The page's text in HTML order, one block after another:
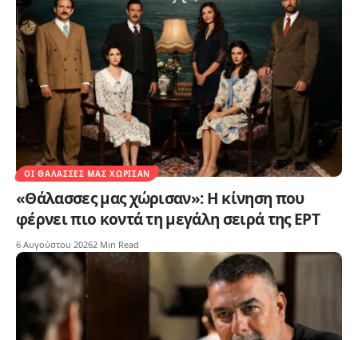
ΟΙ ΘΆΛΑΣΣΕΣ ΜΑΣ ΧΏΡΙΣΑΝ
«Θάλασσες μας χώρισαν»: Η κίνηση που
φέρνει πιο κοντά τη μεγάλη σειρά της ΕΡΤ
6 Αυγούστου 20262 Min Read